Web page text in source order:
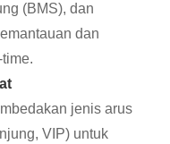
(BMS), dan
dan
jenis arus
VIP) untuk